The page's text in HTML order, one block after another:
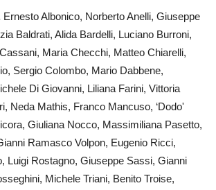
Ernesto Albonico, Norberto Anelli, Giuseppe
Baldrati, Alida Bardelli, Luciano Burroni,
Maria Checchi, Matteo Chiarelli,
Sergio Colombo, Mario Dabbene,
Di Giovanni, Liliana Farini, Vittoria
Neda Mathis, Franco Mancuso, ‘Dodo'
Giuliana Nocco, Massimiliana Pasetto,
Ramasco Volpon, Eugenio Ricci,
Luigi Rostagno, Giuseppe Sassi, Gianni
Michele Triani, Benito Troise,